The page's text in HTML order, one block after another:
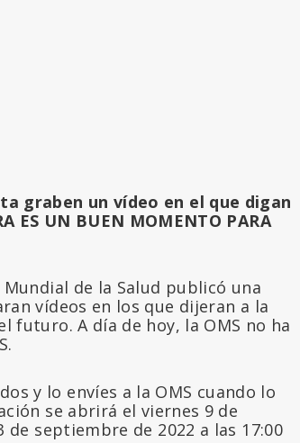
graben un vídeo en el que digan
UN BUEN MOMENTO PARA
de la Salud publicó una
vídeos en los que dijeran a la
futuro. A día de hoy, la OMS no ha
y lo envíes a la OMS cuando lo
se abrirá el viernes 9 de
septiembre de 2022 a las 17:00